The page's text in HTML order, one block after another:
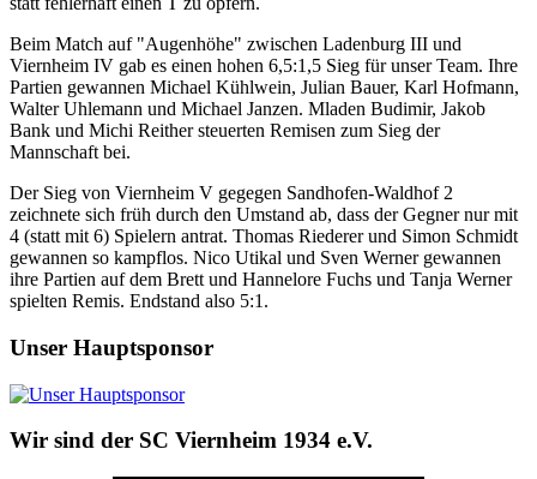
Beim Match auf "Augenhöhe" zwischen Ladenburg III und
Viernheim IV gab es einen hohen 6,5:1,5 Sieg für unser Team. Ihre
Partien gewannen Michael Kühlwein, Julian Bauer, Karl Hofmann,
Walter Uhlemann und Michael Janzen. Mladen Budimir, Jakob
Bank und Michi Reither steuerten Remisen zum Sieg der
Mannschaft bei.
Der Sieg von Viernheim V gegegen Sandhofen-Waldhof 2
zeichnete sich früh durch den Umstand ab, dass der Gegner nur mit
4 (statt mit 6) Spielern antrat. Thomas Riederer und Simon Schmidt
gewannen so kampflos. Nico Utikal und Sven Werner gewannen
ihre Partien auf dem Brett und Hannelore Fuchs und Tanja Werner
spielten Remis. Endstand also 5:1.
Unser Hauptsponsor
Wir sind der SC Viernheim 1934 e.V.